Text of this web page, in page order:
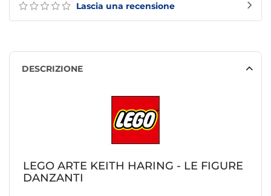
Lascia una recensione
DESCRIZIONE
LEGO ARTE KEITH HARING - LE FIGURE
DANZANTI